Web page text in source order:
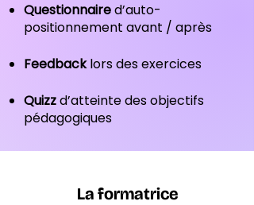
Questionnaired’auto-
positionnement avant / après
Feedbacklors des exercices
Quizzd’atteinte des objectifs
pédagogiques
La formatrice